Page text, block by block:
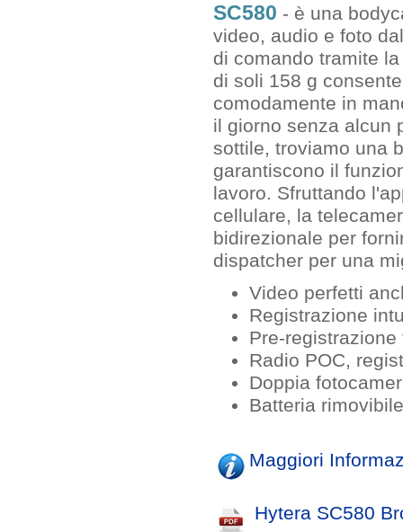
SC580 - è una
video, audio e foto
di comando tramite
di soli 158 g
comodamente in
il giorno senza alcun
sottile, troviamo una
garantiscono il
lavoro. Sfruttando
cellulare, la
bidirezionale per
dispatcher per una
Video perfetti
Registrazione
Pre-
Radio POC,
Doppia
Batteria
Maggiori
Hytera SC580